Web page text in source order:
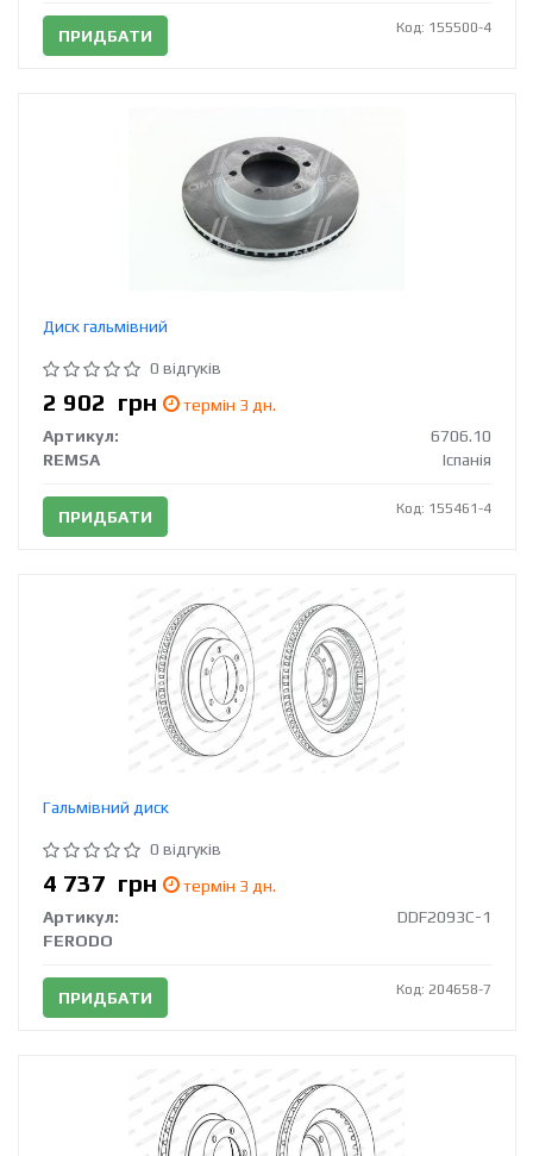
ПРИДБАТИ Код: 155500-4
Диск гальмівний
0 відгуків
2 902 грн
термін 3 дн.
Артикул:
6706.10
REMSA
Іспанія
ПРИДБАТИ Код: 155461-4
Гальмівний диск
0 відгуків
4 737 грн
термін 3 дн.
Артикул:
DDF2093C-1
FERODO
ПРИДБАТИ Код: 204658-7